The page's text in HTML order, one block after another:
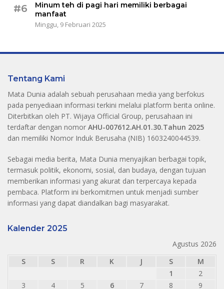
#6
Minum teh di pagi hari memiliki berbagai
manfaat
Minggu, 9 Februari 2025
Tentang Kami
Mata Dunia adalah sebuah perusahaan media yang berfokus
pada penyediaan informasi terkini melalui platform berita online.
Diterbitkan oleh PT. Wijaya Official Group, perusahaan ini
terdaftar dengan nomor AHU-007612.AH.01.30.Tahun 2025
dan memiliki Nomor Induk Berusaha (NIB) 1603240044539.
Sebagai media berita, Mata Dunia menyajikan berbagai topik,
termasuk politik, ekonomi, sosial, dan budaya, dengan tujuan
memberikan informasi yang akurat dan terpercaya kepada
pembaca. Platform ini berkomitmen untuk menjadi sumber
informasi yang dapat diandalkan bagi masyarakat.
Kalender 2025
Agustus 2026
S
S R K J S
M
1
2
3
4 5 6 7 8 9